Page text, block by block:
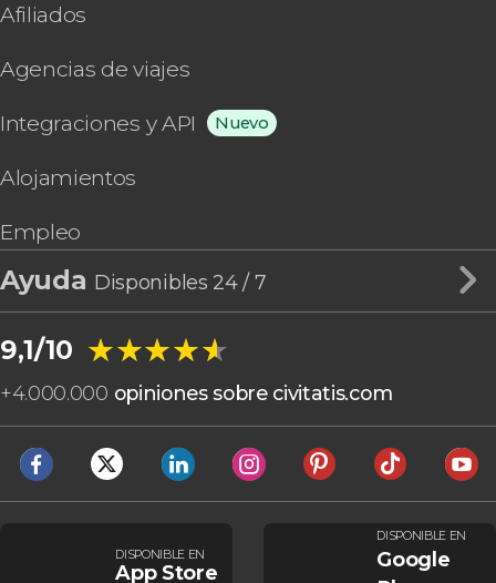
Afiliados
Agencias de viajes
Integraciones y API Nuevo
Alojamientos
Empleo
Ayuda Disponibles 24 / 7
9,1/10 ★★★★★
★★★★★
+4.000.000 opiniones sobre civitatis.com
DISPONIBLE EN
App Store
DISPONIBLE EN
Google